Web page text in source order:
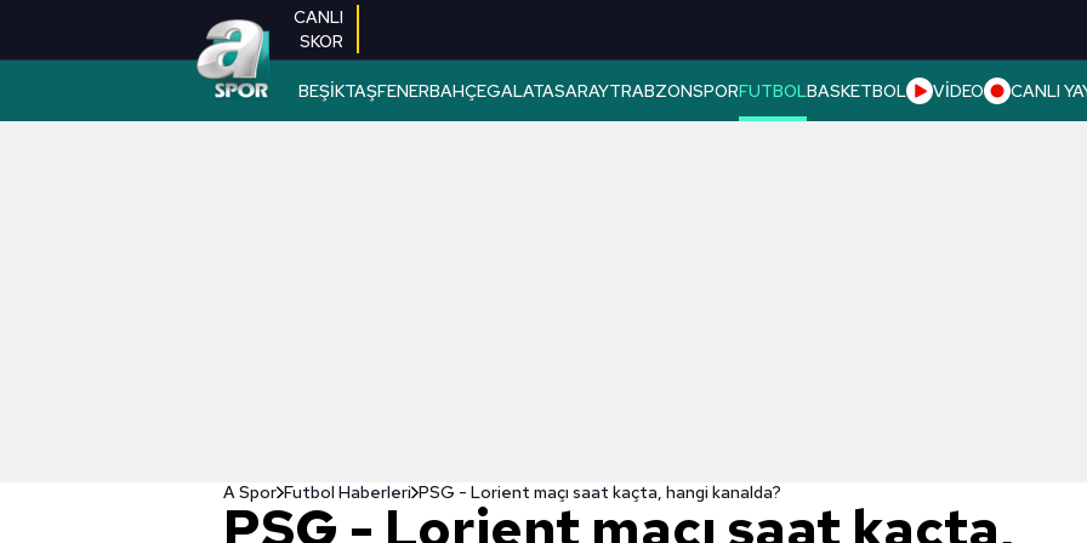
CANLI
SKOR
BEŞİKTAŞFENERBAHÇEGALATASARAYTRABZONSPORFUTBOLBASKETBOL VİDEO CANLI
A Spor Futbol Haberleri PSG - Lorient maçı saat kaçta, hangi kanalda?
PSG - Lorient maçı saat kaçta,